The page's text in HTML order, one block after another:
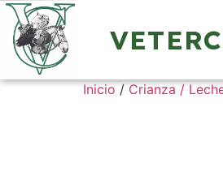
Inicio/Crianza /